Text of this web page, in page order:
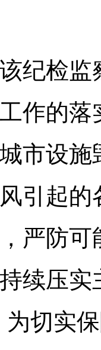
检监察
作的落
市设
引起的
严防可
续压实
为切实